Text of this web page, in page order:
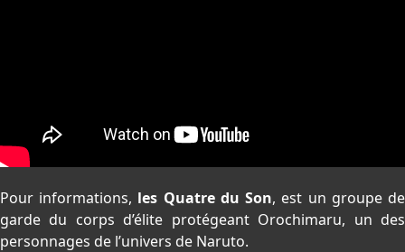
Pour informations, les Quatre du Son, est un groupe de
garde du corps d’élite protégeant Orochimaru, un des
personnages de l’univers de Naruto.